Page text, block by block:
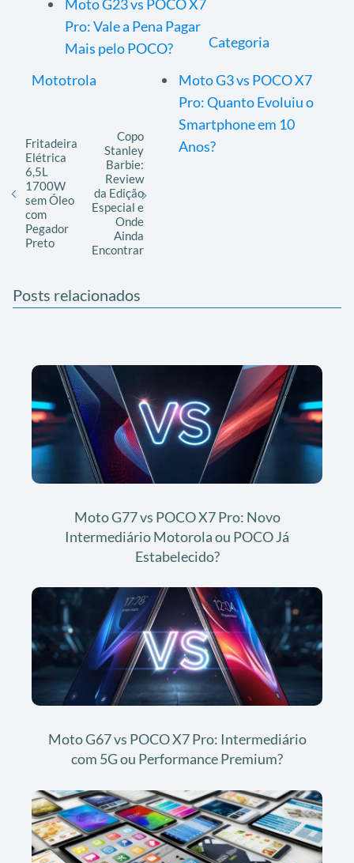
Moto G23 vs POCO X7
Pro: Vale a Pena Pagar
Mais pelo POCO?
Moto G3 vs POCO X7
Pro: Quanto Evoluiu o
Smartphone em 10
Anos?
Categoria
Mototrola
Fritadeira
Elétrica
6,5L
1700W
sem Óleo
com
Pegador
Preto
Copo
Stanley
Barbie:
Review
da Edição
Especial e
Onde
Ainda
Encontrar
Posts relacionados
Moto G77 vs POCO X7 Pro: Novo
Intermediário Motorola ou POCO Já
Estabelecido?
Moto G67 vs POCO X7 Pro: Intermediário
com 5G ou Performance Premium?